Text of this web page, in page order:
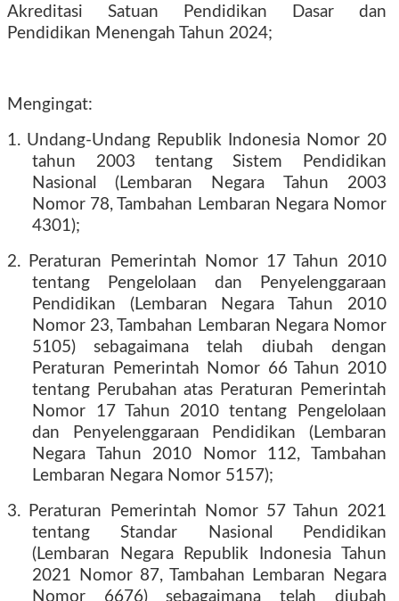
Akreditasi Satuan Pendidikan Dasar dan
Pendidikan Menengah Tahun 2024;
Mengingat:
1. Undang-Undang Republik Indonesia Nomor 20
tahun 2003 tentang Sistem Pendidikan
Nasional (Lembaran Negara Tahun 2003
Nomor 78, Tambahan Lembaran Negara Nomor
4301);
2. Peraturan Pemerintah Nomor 17 Tahun 2010
tentang Pengelolaan dan Penyelenggaraan
Pendidikan (Lembaran Negara Tahun 2010
Nomor 23, Tambahan Lembaran Negara Nomor
5105) sebagaimana telah diubah dengan
Peraturan Pemerintah Nomor 66 Tahun 2010
tentang Perubahan atas Peraturan Pemerintah
Nomor 17 Tahun 2010 tentang Pengelolaan
dan Penyelenggaraan Pendidikan (Lembaran
Negara Tahun 2010 Nomor 112, Tambahan
Lembaran Negara Nomor 5157);
3. Peraturan Pemerintah Nomor 57 Tahun 2021
tentang Standar Nasional Pendidikan
(Lembaran Negara Republik Indonesia Tahun
2021 Nomor 87, Tambahan Lembaran Negara
Nomor 6676) sebagaimana telah diubah